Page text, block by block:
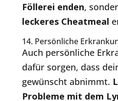
Föllerei enden,
leckeres Cheatmeal
14. Persönliche
Auch persönliche
dafür sorgen, dass
gewünscht abnimmt.
Probleme mit dem